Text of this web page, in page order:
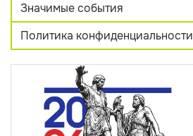
Значимые события
Политика конфиденциальности